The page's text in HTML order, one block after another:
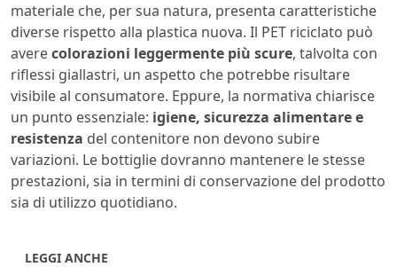
materiale che, per sua natura, presenta caratteristiche
diverse rispetto alla plastica nuova. Il PET riciclato può
averecolorazioni leggermente più scure, talvolta con
riflessi giallastri, un aspetto che potrebbe risultare
visibile al consumatore. Eppure, la normativa chiarisce
un punto essenziale: igiene, sicurezza alimentare e
resistenza del contenitore non devono subire
variazioni. Le bottiglie dovranno mantenere le stesse
prestazioni, sia in termini di conservazione del prodotto
sia di utilizzo quotidiano.
LEGGI ANCHE